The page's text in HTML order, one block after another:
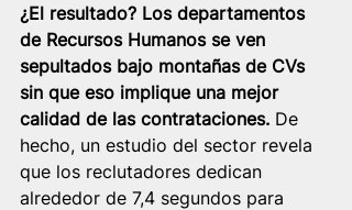
¿El resultado? Los departamentos
de Recursos Humanos se ven
sepultados bajo montañas de CVs
sin que eso implique una mejor
calidad de las contrataciones. De
hecho, un estudio del sector revela
que los reclutadores dedican
alrededor de 7,4 segundos para